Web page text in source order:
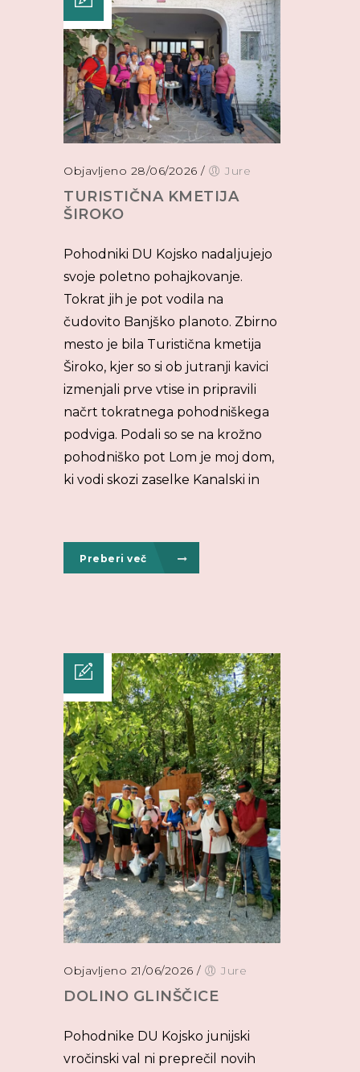
Objavljeno 28/06/2026 / Jure
TURISTIČNA KMETIJA
ŠIROKO
Pohodniki DU Kojsko nadaljujejo
svoje poletno pohajkovanje.
Tokrat jih je pot vodila na
čudovito Banjško planoto. Zbirno
mesto je bila Turistična kmetija
Široko, kjer so si ob jutranji kavici
izmenjali prve vtise in pripravili
načrt tokratnega pohodniškega
podviga. Podali so se na krožno
pohodniško pot Lom je moj dom,
ki vodi skozi zaselke Kanalski in
Preberi več
Objavljeno 21/06/2026 / Jure
DOLINO GLINŠČICE
Pohodnike DU Kojsko junijski
vročinski val ni preprečil novih